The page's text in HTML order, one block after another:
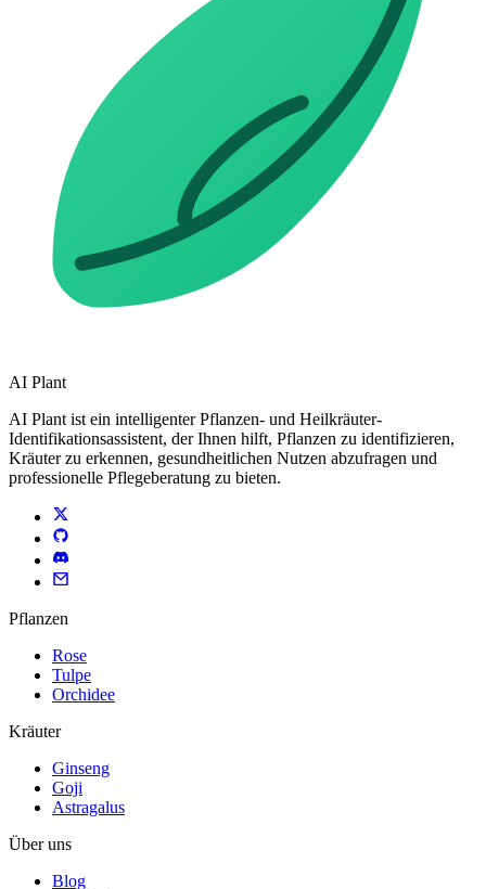
AI Plant
AI Plant ist ein intelligenter Pflanzen- und Heilkräuter-
Identifikationsassistent, der Ihnen hilft, Pflanzen zu identifizieren,
Kräuter zu erkennen, gesundheitlichen Nutzen abzufragen und
professionelle Pflegeberatung zu bieten.
Pflanzen
Rose
Tulpe
Orchidee
Kräuter
Ginseng
Goji
Astragalus
Über uns
Blog